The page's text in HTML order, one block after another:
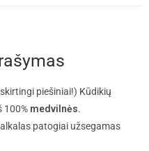
piešiniai!) Kūdikių
100% medvilnės.
patogiai užsegamas